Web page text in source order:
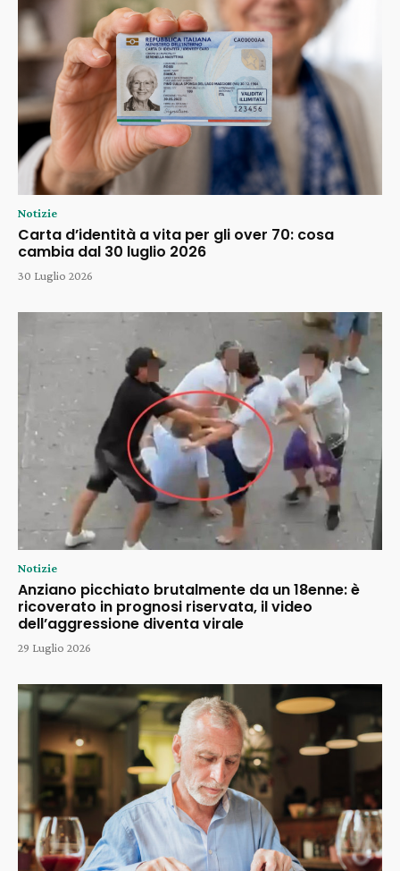
Notizie
Carta d’identità a vita per gli over 70: cosa
cambia dal 30 luglio 2026
30 Luglio 2026
Notizie
Anziano picchiato brutalmente da un 18enne: è
ricoverato in prognosi riservata, il video
dell’aggressione diventa virale
29 Luglio 2026